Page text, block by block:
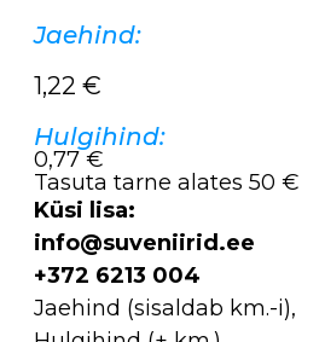
Jaehind:
1,22 €
Hulgihind:
0,77 €
Tasuta tarne alates 50 €
Küsi lisa:
info@suveniirid.ee
+372 6213 004
Jaehind (sisaldab km.-i),